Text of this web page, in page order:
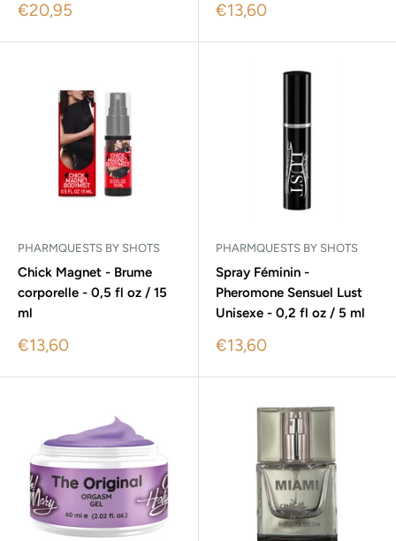
Sale
€20,95
Sale
€13,60
PHARMQUESTS BY SHOTS
Chick Magnet - Brume
corporelle - 0,5 fl oz / 15
ml
Sale
€13,60
PHARMQUESTS BY SHOTS
Spray Féminin -
Pheromone Sensuel Lust
Unisexe - 0,2 fl oz / 5 ml
Sale
€13,60